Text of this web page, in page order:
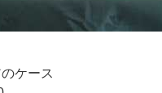
のケース